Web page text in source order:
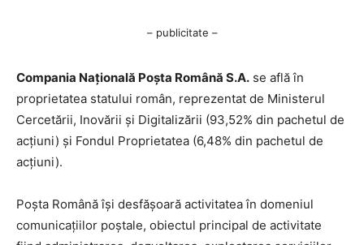
– publicitate –
Compania Națională Poşta Română S.A. se află în
proprietatea statului român, reprezentat de Ministerul
Cercetării, Inovării şi Digitalizării (93,52% din pachetul de
acţiuni) şi Fondul Proprietatea (6,48% din pachetul de
acţiuni).
Poşta Română îşi desfăşoară activitatea în domeniul
comunicaţiilor poştale, obiectul principal de activitate